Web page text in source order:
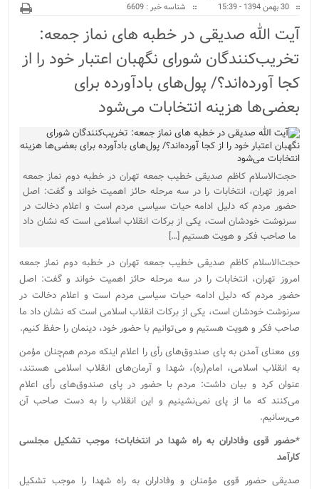
30 بهمن 1394 - 15:39
شناسه خبر : 6609
آیت الله صدیقی در خطبه های نماز جمعه:
تخریب‌کنندگان شورای نگهبان اعتبار خود را از
کجا آورده‌اند؟/ پول‌های بادآورده برای
بعضی‌ها هزینه انتخابات می‌شود
حجت‌الاسلام کاظم صدیقی خطیب جمعه تهران در خطبه‌ دوم نماز جمعه
امروز تهران، انتخابات را در سه مرحله حائز اهمیت خواند و گفت: اصل
حضور مردم که دلیل ادامه حیات سیاسی مردم است و اعلام دخالت در
سرنوشت خودشان است، یکی از برکات انقلاب اسلامی است که نشان داد
ما صاحب فکر و هویت هستیم […]
حجت‌الاسلام کاظم صدیقی خطیب جمعه تهران در خطبه‌ دوم نماز جمعه
امروز تهران، انتخابات را در سه مرحله حائز اهمیت خواند و گفت: اصل
حضور مردم که دلیل ادامه حیات سیاسی مردم است و اعلام دخالت در
سرنوشت خودشان است، یکی از برکات انقلاب اسلامی است که نشان داد ما
صاحب فکر و هویت هستیم و می‌توانیم با حضور خود، دینمان را حفظ کنیم.
وی معنای آمدن به پای صندوق‌های رأی را اعلام اینکه مردم هم‌چنان مؤمن
به انقلاب اسلامی، امام(ره)، شهدا و آرمان‌های انقلاب اسلامی هستند،
عنوان کرد و بیان داشت: مردم با حضور در پای صندوق‌های رأی اعلام
می‌کنند که ما از پای نمی‌نشینیم و این انقلاب را به دست صاحب آن
می‌رسانیم.
*حضور قوی وفاداران به راه شهدا در انتخابات؛ موجب تشکیل مجلسی
کارآمد
صدیقی حضور قوی مؤمنان و وفاداران به راه شهدا را موجب تشکیل